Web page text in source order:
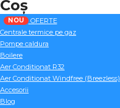
Coș
NOU OFERTE
Centrale termice pe gaz
Pompe caldura
Boilere
Aer Conditionat R32
Aer Conditionat Windfree (Breezless)
Accesorii
Blog